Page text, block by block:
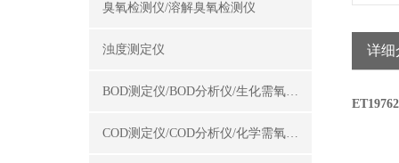
臭氧检测仪/溶解臭氧检测仪
浊度测定仪
BOD测定仪/BOD分析仪/生化需氧量测定仪
COD测定仪/COD分析仪/化学需氧量测定仪
详细